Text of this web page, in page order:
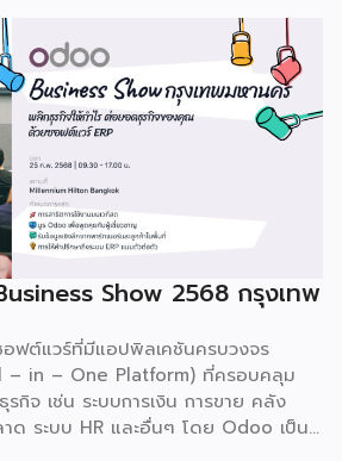
แห่งทั่วโลก รวมถึงสหรัฐอเมริกา ฮ่องกง
จุบัน Odoo ให้บริการผู้ใช้งานในไทย
มีผู้ใช้งานมากกว่า 6 ล้านคนทั่วเอเชีย ปีนี้
Roadshow 2568 ภายใต้
กำไร ต่อยอดธุรกิจของคุณด้วย
ล็อกทุกธุรกิจในประเทศไทยผ่านการนำ
ระดับองค์กรของคุณไปสู่ระบบดิจิทัล
ามาเป็นพาร์ทเนอร์ระดับมืออาชีพร่วมกับ
Show 2568 กรุงเทพ
อฟต์แวร์ที่มีแอปพิลเคชันครบวงจร
– in – One Platform) ที่ครอบคลุม
กิจ เช่น ระบบการเงิน การขาย คลัง
ด ระบบ HR และอื่นๆ โดย Odoo เป็นผู้